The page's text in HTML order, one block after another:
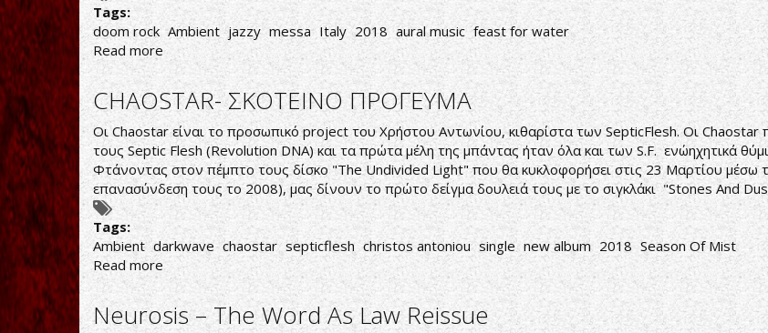
Tags:
doom rock Ambient jazzy messa Italy 2018 aural music feast for water
Read moreabout
JEX
THOTH
2ΗΣ
ΚΑΤΗΓΟΡΙΑΣ
CHAOSTAR- ΣΚΟΤΕΙΝΟ ΠΡΟΓΕΥΜΑ
Οι Chaostar είναι το προσωπικό project του Χρήστου Αντωνίου, κιθαρίστα των SepticFlesh. Οι Chaostar
τους Septic Flesh (Revolution DNA) και τα πρώτα μέλη της μπάντας ήταν όλα και των S.F. ενώηχητικά
Φτάνοντας στον πέμπτο τους δίσκο "The Undivided Light" που θα κυκλοφορήσει στις 23 Μαρτίου μέσω
επανασύνδεση τους το 2008), μας δίνουν το πρώτο δείγμα δουλειά τους με το σιγκλάκι "Stones And
Tags:
Ambient darkwave chaostar septicflesh christos antoniou single new album 2018 Season Of Mist
Read moreabout
CHAOSTAR-
ΣΚΟΤΕΙΝΟ
ΠΡΟΓΕΥΜΑ
Neurosis – The Word As Law Reissue